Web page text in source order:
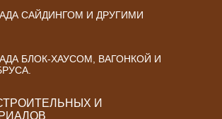
САЙДИНГОМ И ДРУГИМИ
БЛОК-ХАУСОМ, ВАГОНКОЙ И
И